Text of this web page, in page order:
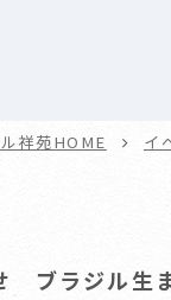
祥苑HOME イ
ブラジル生